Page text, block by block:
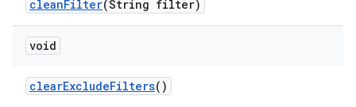
cleanFilter(String filter)
void
clearExcludeFilters()